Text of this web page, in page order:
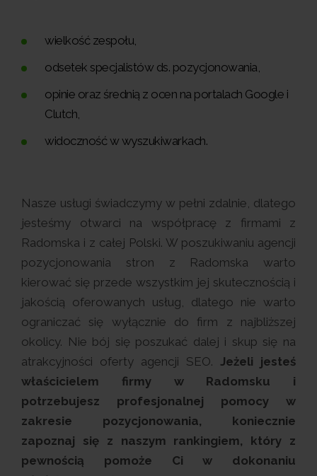
wielkość zespołu,
odsetek specjalistów ds. pozycjonowania,
opinie oraz średnią z ocen na portalach Google i
Clutch,
widoczność w wyszukiwarkach.
Nasze usługi świadczymy w pełni zdalnie, dlatego
jesteśmy otwarci na współpracę z firmami z
Radomska i z całej Polski. W poszukiwaniu agencji
pozycjonowania stron z Radomska warto
kierować się przede wszystkim jej skutecznością i
jakością oferowanych usług, dlatego nie warto
ograniczać się wyłącznie do firm z najbliższej
okolicy. Nie bój się poszukać dalej i skup się na
atrakcyjności oferty agencji SEO. Jeżeli jesteś
właścicielem firmy w Radomsku i
potrzebujesz profesjonalnej pomocy w
zakresie pozycjonowania, koniecznie
zapoznaj się z naszym rankingiem, który z
pewnością pomoże Ci w dokonaniu